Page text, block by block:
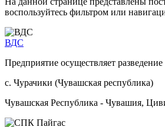
воспользуйтесь фильтром или
ВДС
Предприятие осуществляет
с. Чурачики (Чувашская республика)
Чувашская Республика - Чувашия,